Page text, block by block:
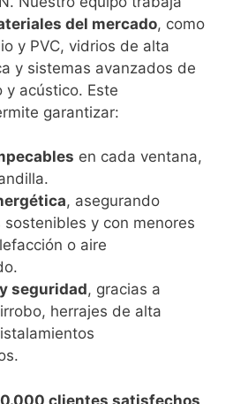
del mercado, como
y PVC, vidrios de alta
y sistemas avanzados de
y acústico. Este
garantizar:
en cada ventana,
, asegurando
sostenibles y con menores
o aire
seguridad, gracias a
herrajes de alta
clientes satisfechos